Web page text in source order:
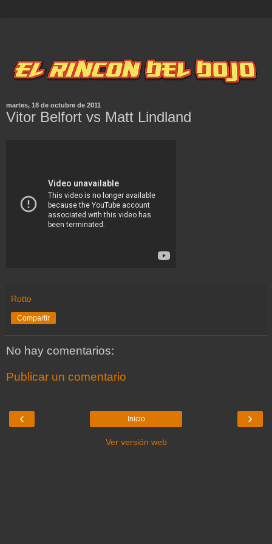
martes, 18 de octubre de 2011
Vitor Belfort vs Matt Lindland
Rotto
Compartir
No hay comentarios:
Publicar un comentario
‹ ›
Inicio
Ver versión web